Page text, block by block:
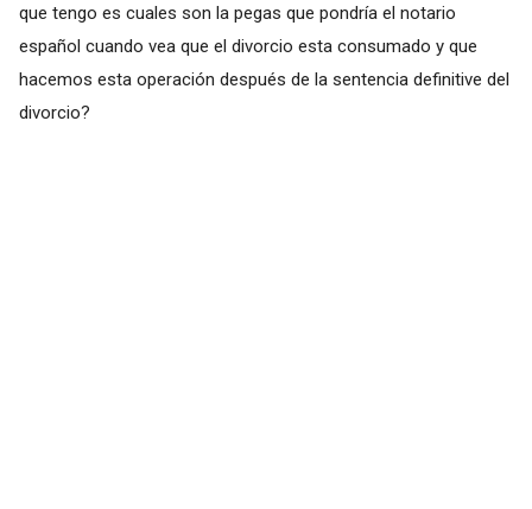
que tengo es cuales son la pegas que pondría el notario
español cuando vea que el divorcio esta consumado y que
hacemos esta operación después de la sentencia definitive del
divorcio?